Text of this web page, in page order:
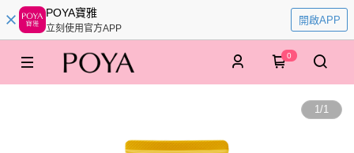
POYA寶雅
立刻使用官方APP
開啟APP
0
1/1